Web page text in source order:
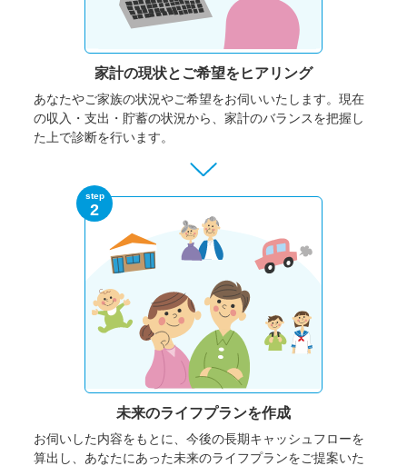
家計の現状と ご希望をヒアリング
あなたやご家族の状況やご希望をお伺いいたします。 現在
の収入・支出・貯蓄の状況から、家計のバランスを把握し
た上で診断を行います。
step
2
未来のライフプランを作成
お伺いした内容をもとに、今後の長期キャッシュフローを
算出し、あなたにあった未来のライフプランをご提案いた